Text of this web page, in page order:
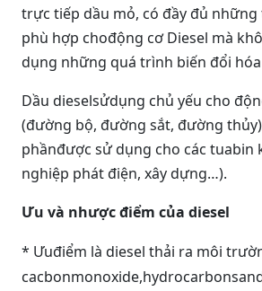
trực tiếp dầu mỏ, có đầy đủ những
phù hợp chođộng cơ Diesel mà
dụng những quá trình biến đổi
Dầu dieselsửdụng chủ yếu cho
(đường bộ, đường sắt, đường
phầnđược sử dụng cho các tuabin
nghiệp phát điện, xây dựng…).
Ưu và nhược điểm của diesel
* Ưuđiểm là diesel thải ra môi
cacbonmonoxide,